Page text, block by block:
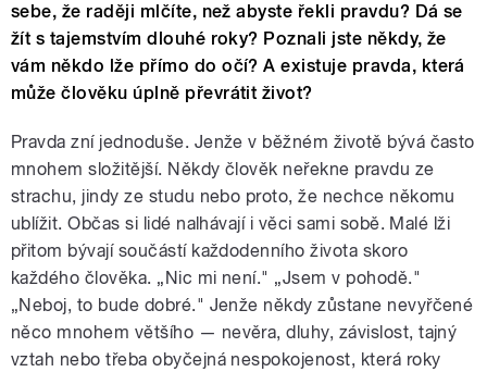
sebe, že raději mlčíte, než abyste řekli pravdu? Dá se
žít s tajemstvím dlouhé roky? Poznali jste někdy, že
vám někdo lže přímo do očí? A existuje pravda, která
může člověku úplně převrátit život?
Pravda zní jednoduše. Jenže v běžném životě bývá často
mnohem složitější. Někdy člověk neřekne pravdu ze
strachu, jindy ze studu nebo proto, že nechce někomu
ublížit. Občas si lidé nalhávají i věci sami sobě. Malé lži
přitom bývají součástí každodenního života skoro
každého člověka. „Nic mi není." „Jsem v pohodě."
„Neboj, to bude dobré." Jenže někdy zůstane nevyřčené
něco mnohem většího — nevěra, dluhy, závislost, tajný
vztah nebo třeba obyčejná nespokojenost, která roky